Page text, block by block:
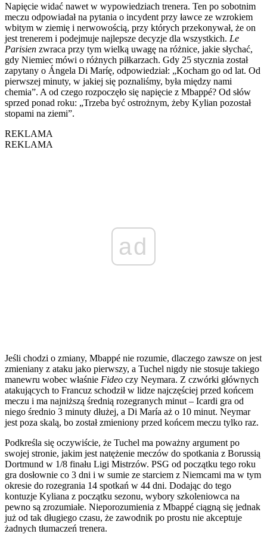
Napięcie widać nawet w wypowiedziach trenera. Ten po sobotnim
meczu odpowiadał na pytania o incydent przy ławce ze wzrokiem
wbitym w ziemię i nerwowością, przy których przekonywał, że on
jest trenerem i podejmuje najlepsze decyzje dla wszystkich. Le
Parisien zwraca przy tym wielką uwagę na różnice, jakie słychać,
gdy Niemiec mówi o różnych piłkarzach. Gdy 25 stycznia został
zapytany o Ángela Di Maríę, odpowiedział: „Kocham go od lat. Od
pierwszej minuty, w jakiej się poznaliśmy, była między nami
chemia”. A od czego rozpoczęło się napięcie z Mbappé? Od słów
sprzed ponad roku: „Trzeba być ostrożnym, żeby Kylian pozostał
stopami na ziemi”.
REKLAMA
REKLAMA
ad
Jeśli chodzi o zmiany, Mbappé nie rozumie, dlaczego zawsze on jest
zmieniany z ataku jako pierwszy, a Tuchel nigdy nie stosuje takiego
manewru wobec właśnie Fideo czy Neymara. Z czwórki głównych
atakujących to Francuz schodził w lidze najczęściej przed końcem
meczu i ma najniższą średnią rozegranych minut – Icardi gra od
niego średnio 3 minuty dłużej, a Di María aż o 10 minut. Neymar
jest poza skalą, bo został zmieniony przed końcem meczu tylko raz.
Podkreśla się oczywiście, że Tuchel ma poważny argument po
swojej stronie, jakim jest natężenie meczów do spotkania z Borussią
Dortmund w 1/8 finału Ligi Mistrzów. PSG od początku tego roku
gra dosłownie co 3 dni i w sumie ze starciem z Niemcami ma w tym
okresie do rozegrania 14 spotkań w 44 dni. Dodając do tego
kontuzje Kyliana z początku sezonu, wybory szkoleniowca na
pewno są zrozumiałe. Nieporozumienia z Mbappé ciągną się jednak
już od tak długiego czasu, że zawodnik po prostu nie akceptuje
żadnych tłumaczeń trenera.